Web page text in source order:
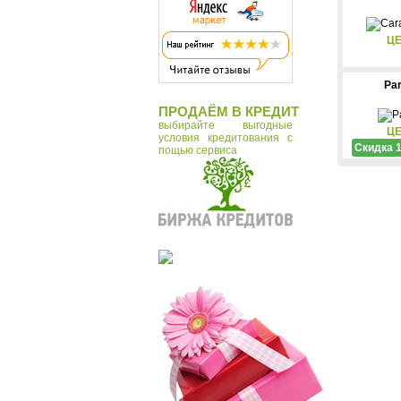
ПРОДАЁМ В КРЕДИТ
выбирайте выгодные
условия кредитования с
пощью сервиса
Скидка